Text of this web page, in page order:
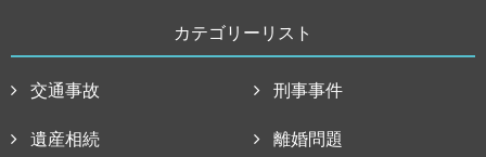
カテゴリーリスト
交通事故 刑事事件
遺産相続 離婚問題